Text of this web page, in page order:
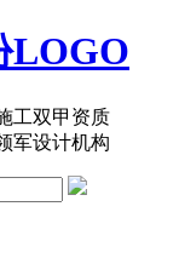
工双甲资质
军设计机构